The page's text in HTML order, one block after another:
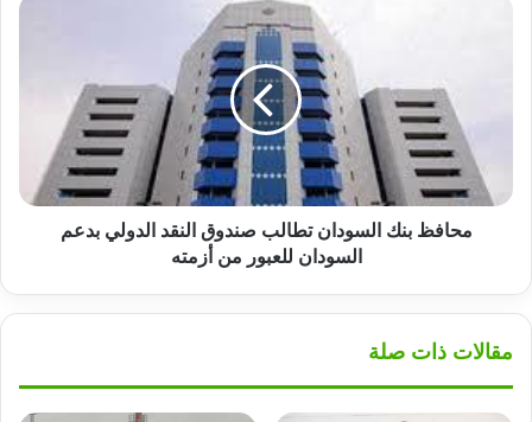
بدعم
السودان
محافظ بنك السودان تطالب صندوق النقد الدولي بدعم
السودان للعبور من أزمته
مقالات ذات صلة